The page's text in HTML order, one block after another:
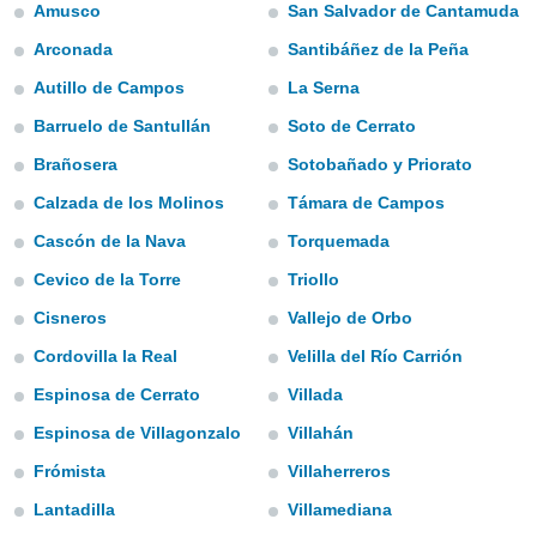
basada
seguir
a la
todas
nuestros
y análisis
así como
ACEPTAR
CONFIGURACIÓN
Amusco
Arconada
Autillo de Campos
Barruelo de Santullán
Brañosera
Calzada de los Molinos
Cascón de la Nava
Cevico de la Torre
Cisneros
Cordovilla la Real
Espinosa de Cerrato
Espinosa de Villagonzalo
Frómista
Lantadilla
San Salvador de Cantamuda
Santibáñez de la Peña
La Serna
Soto de Cerrato
Sotobañado y Priorato
Támara de Campos
Torquemada
Triollo
Vallejo de Orbo
Velilla del Río Carrión
Villada
Villahán
Villaherreros
Villamediana